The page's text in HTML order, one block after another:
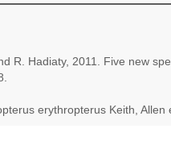
R. Hadiaty, 2011. Five new
erythropterus Keith,